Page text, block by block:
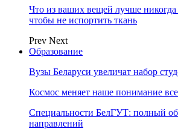
Что из ваших вещей лучше никогда
чтобы не испортить ткань
Prev Next
Образование
Вузы Беларуси увеличат набор
Космос меняет наше понимание
Специальности БелГУТ: полный
направлений